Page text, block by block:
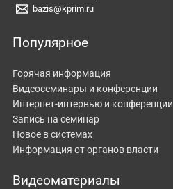
bazis@kprim.ru
Популярное
Горячая информация
Видеосеминары и конференции
Интернет-интервью и конференции
Запись на семинар
Новое в системах
Информация от органов власти
Видеоматериалы